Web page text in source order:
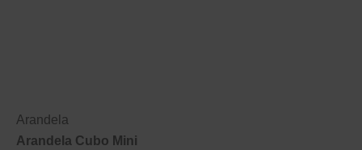
Arandela
Arandela Cubo Mini